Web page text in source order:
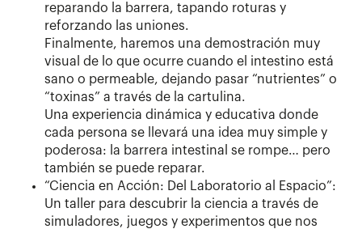
reparando la barrera, tapando roturas y
reforzando las uniones.
Finalmente, haremos una demostración muy
visual de lo que ocurre cuando el intestino está
sano o permeable, dejando pasar “nutrientes” o
“toxinas” a través de la cartulina.
Una experiencia dinámica y educativa donde
cada persona se llevará una idea muy simple y
poderosa: la barrera intestinal se rompe… pero
también se puede reparar.
“Ciencia en Acción: Del Laboratorio al Espacio”:
Un taller para descubrir la ciencia a través de
simuladores, juegos y experimentos que nos